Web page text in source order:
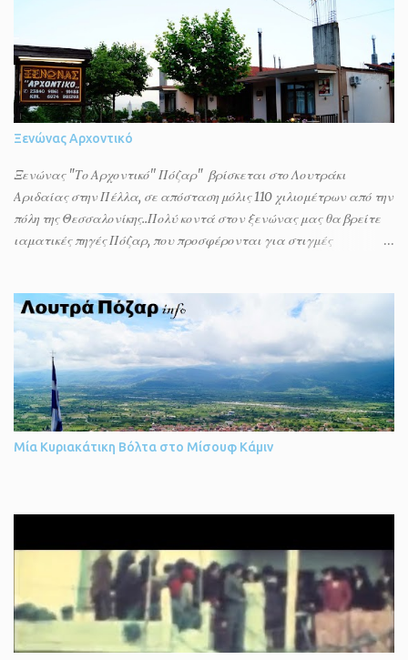
Ξενώνας Αρχοντικό
Ξενώνας "Το Αρχοντικό'' Πόζαρ" βρίσκεται στο Λουτράκι
Αριδαίας στην Πέλλα, σε απόσταση μόλις 110 χιλιομέτρων από την
πόλη της Θεσσαλονίκης..Πολύ κοντά στον ξενώνας μας θα βρείτε
ιαματικές πηγές Πόζαρ, που προσφέρονται για στιγμές
από πολλούς καθώς θεραπεύει πολλές ασθένειες και είναι
κατάλληλο για λουτροθεραπεία και ποσιμοθεραπεία. Λειτουργεί
όλες τις εποχές του χρόνου, έτοιμο να προσφέρει τις υψηλές
υπηρεσίες σε όλους τους επισκέπτες. Το χειμώνα με την μαγευτική
θέα των χιονισμένων βουνοκορφών και ελάτων, ενώ το καλοκαίρι
απολαύστε την υπέροχη δροσιά της περιοχής. Τα δωμάτια του
ξενοδοχείου είναι πλήρως εξοπλισμένα για να σας προσφέρουν
μία άνετη διαμονή. Η προσεγμένη διακόσμηση και η αισθητική του
Μία Κυριακάτικη Βόλτα στο Μίσουφ Κάμιν